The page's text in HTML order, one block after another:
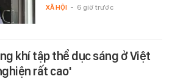
XÃ HỘI - 6 giờ trước
khí tập thể dục sáng ở Việt
rất cao'